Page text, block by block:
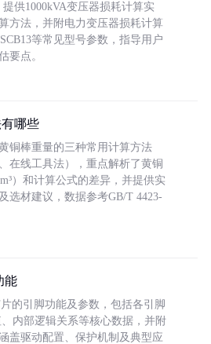
提供1000kVA变压器损耗计算实
方法，并附电力变压器损耗计算
等常见型号参数，指导用户
要点。
哪些
铜棒重量的三种常用计算方法
在线工具法），重点解析了黄铜
）和计算公式的差异，并提供实
选材建议，数据参考GB/T 4423-
能
的引脚功能及参数，包括各引脚
内部逻辑关系等核心数据，并附
盖驱动配置、保护机制及典型应